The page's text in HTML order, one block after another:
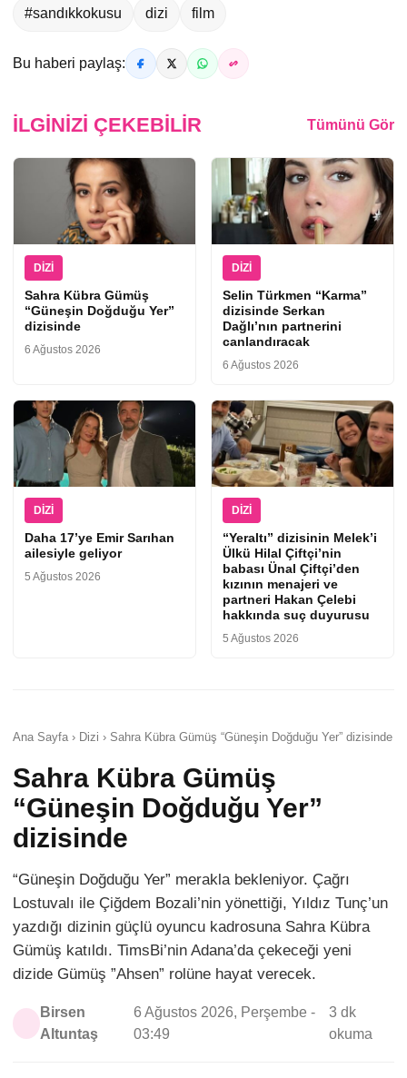
#sandıkkokusu dizi film
Bu haberi paylaş:
İLGINIZI ÇEKEBILIR Tümünü Gör
DIZI
Sahra Kübra Gümüş
“Güneşin Doğduğu Yer”
dizisinde
6 Ağustos 2026
DIZI
Selin Türkmen “Karma”
dizisinde Serkan
Dağlı’nın partnerini
canlandıracak
6 Ağustos 2026
DIZI
Daha 17’ye Emir Sarıhan
ailesiyle geliyor
5 Ağustos 2026
DIZI
“Yeraltı” dizisinin Melek’i
Ülkü Hilal Çiftçi’nin
babası Ünal Çiftçi’den
kızının menajeri ve
partneri Hakan Çelebi
hakkında suç duyurusu
5 Ağustos 2026
Ana Sayfa › Dizi › Sahra Kübra Gümüş “Güneşin Doğduğu Yer” dizisinde
Sahra Kübra Gümüş
“Güneşin Doğduğu Yer”
dizisinde
“Güneşin Doğduğu Yer” merakla bekleniyor. Çağrı
Lostuvalı ile Çiğdem Bozali’nin yönettiği, Yıldız Tunç’un
yazdığı dizinin güçlü oyuncu kadrosuna Sahra Kübra
Gümüş katıldı. TimsBi’nin Adana’da çekeceği yeni
dizide Gümüş ”Ahsen” rolüne hayat verecek.
Birsen
Altuntaş
6 Ağustos 2026, Perşembe -
03:49
3 dk
okuma